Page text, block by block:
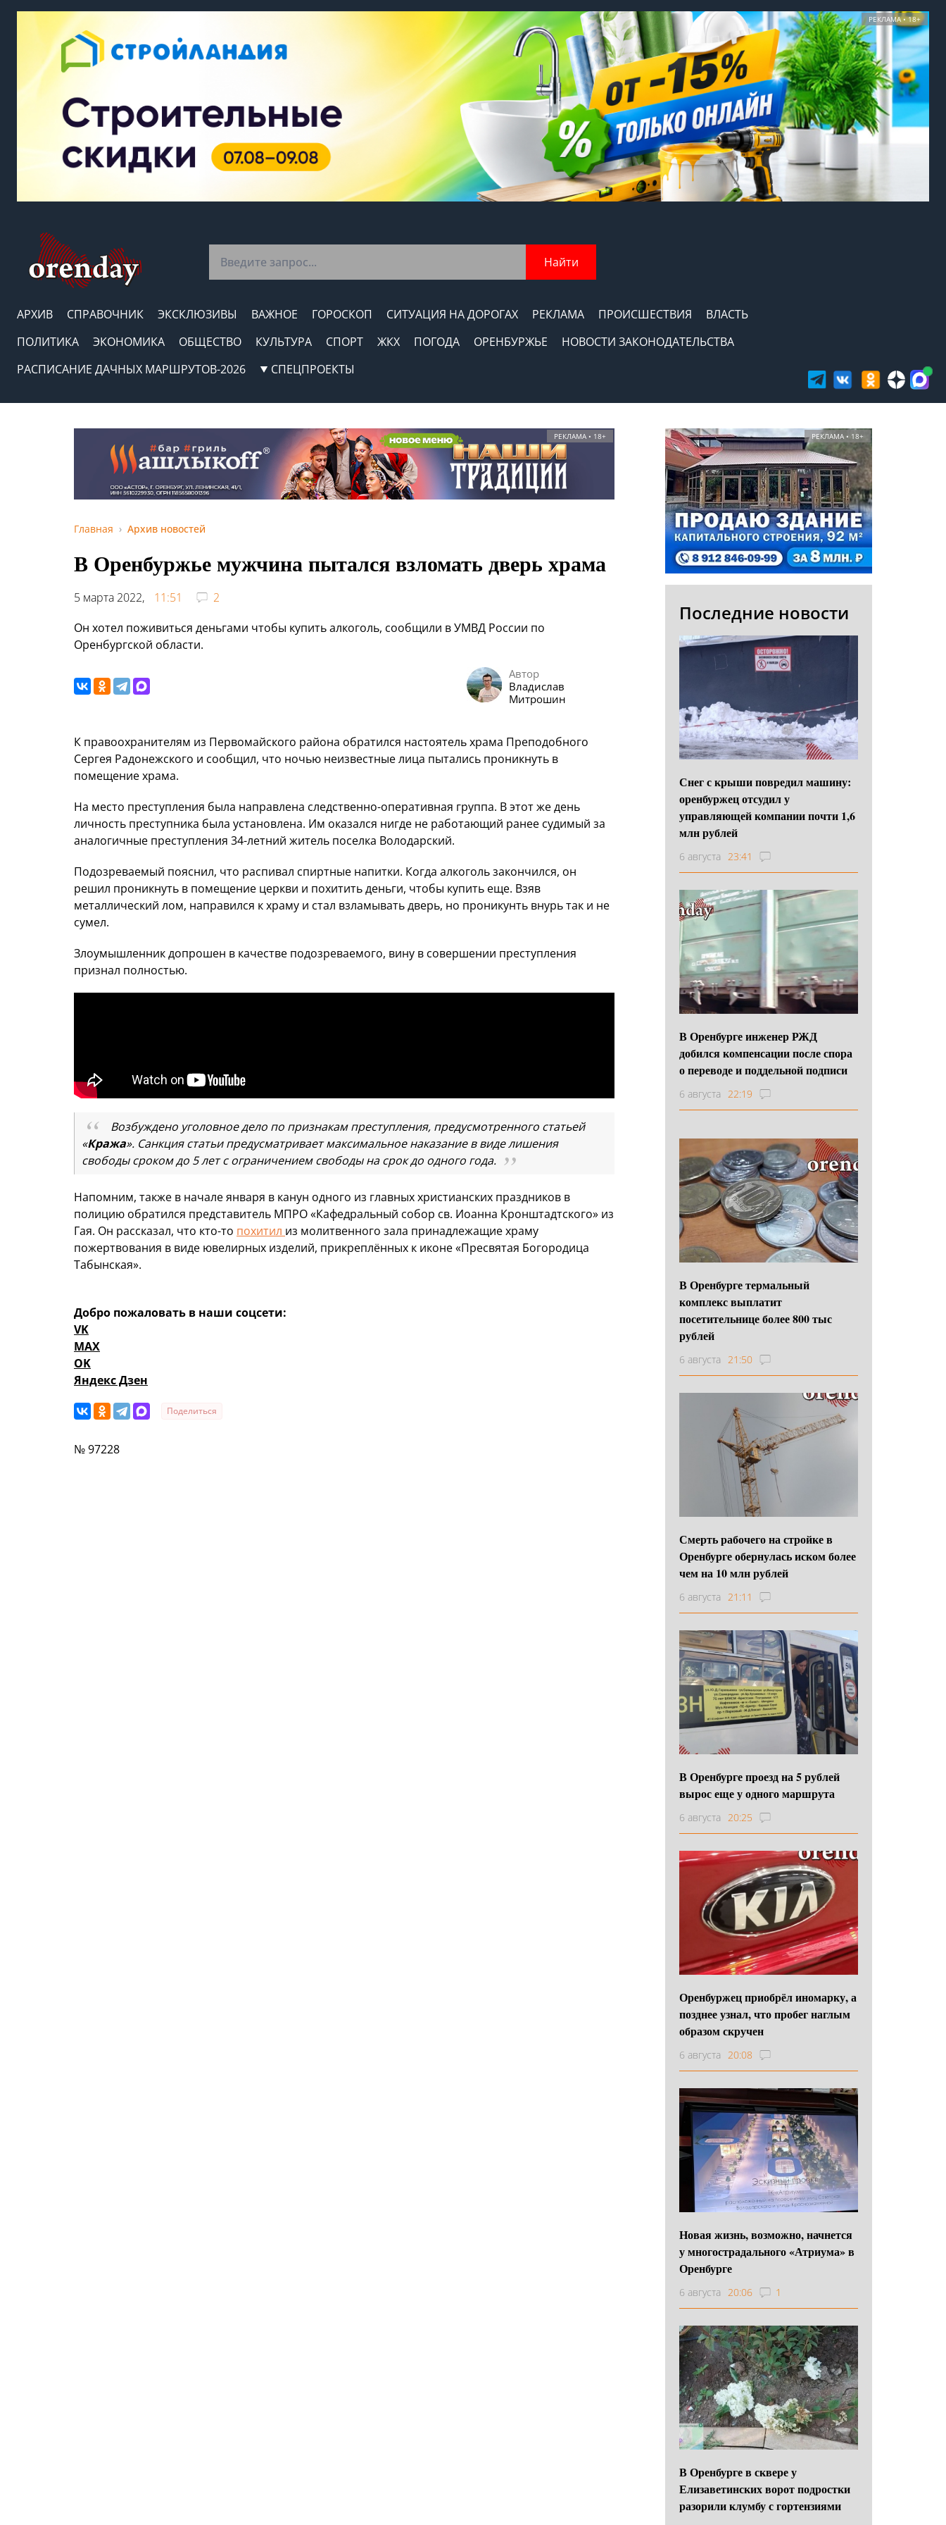
РЕКЛАМА • 18+
Найти
АРХИВ СПРАВОЧНИК ЭКСКЛЮЗИВЫ ВАЖНОЕ ГОРОСКОП СИТУАЦИЯ НА ДОРОГАХ РЕКЛАМА ПРОИСШЕСТВИЯ
ВЛАСТЬ
ПОЛИТИКА
ЭКОНОМИКА ОБЩЕСТВО КУЛЬТУРА СПОРТ ЖКХ ПОГОДА ОРЕНБУРЖЬЕ
НОВОСТИ ЗАКОНОДАТЕЛЬСТВА
РАСПИСАНИЕ ДАЧНЫХ МАРШРУТОВ-2026
СПЕЦПРОЕКТЫ
РЕКЛАМА • 18+
Главная Архив новостей
В Оренбуржье мужчина пытался взломать дверь храма
5 марта 2022, 11:51
2
Он хотел поживиться деньгами чтобы купить алкоголь, сообщили в УМВД России по
Оренбургской области.
Автор
Владислав
Митрошин
К правоохранителям из Первомайского района обратился настоятель храма Преподобного
Сергея Радонежского и сообщил, что ночью неизвестные лица пытались проникнуть в
помещение храма.
На место преступления была направлена следственно-оперативная группа. В этот же день
личность преступника была установлена. Им оказался нигде не работающий ранее судимый за
аналогичные преступления 34-летний житель поселка Володарский.
Подозреваемый пояснил, что распивал спиртные напитки. Когда алкоголь закончился, он
решил проникнуть в помещение церкви и похитить деньги, чтобы купить еще. Взяв
металлический лом, направился к храму и стал взламывать дверь, но проникунть внурь так и не
сумел.
Злоумышленник допрошен в качестве подозреваемого, вину в совершении преступления
признал полностью.
Возбуждено уголовное дело по признакам преступления, предусмотренного статьей
«Кража». Санкция статьи предусматривает максимальное наказание в виде лишения
свободы сроком до 5 лет с ограничением свободы на срок до одного года.
Напомним, также в начале января в канун одного из главных христианских праздников в
полицию обратился представитель МПРО «Кафедральный собор св. Иоанна Кронштадтского» из
Гая. Он рассказал, что кто-то похитил из молитвенного зала принадлежащие храму
пожертвования в виде ювелирных изделий, прикреплённых к иконе «Пресвятая Богородица
Табынская».
Добро пожаловать в наши соцсети:
VK
MAX
OK
Яндекс Дзен
Поделиться
№ 97228
РЕКЛАМА • 18+
Последние новости
Снег с крыши повредил машину:
оренбуржец отсудил у
управляющей компании почти 1,6
млн рублей
6 августа 23:41
В Оренбурге инженер РЖД
добился компенсации после спора
о переводе и поддельной подписи
6 августа 22:19
В Оренбурге термальный
комплекс выплатит
посетительнице более 800 тыс
рублей
6 августа 21:50
Смерть рабочего на стройке в
Оренбурге обернулась иском более
чем на 10 млн рублей
6 августа 21:11
В Оренбурге проезд на 5 рублей
вырос еще у одного маршрута
6 августа 20:25
Оренбуржец приобрёл иномарку, а
позднее узнал, что пробег наглым
образом скручен
6 августа 20:08
Новая жизнь, возможно, начнется
у многострадального «Атриума» в
Оренбурге
6 августа 20:06 1
В Оренбурге в сквере у
Елизаветинских ворот подростки
разорили клумбу с гортензиями